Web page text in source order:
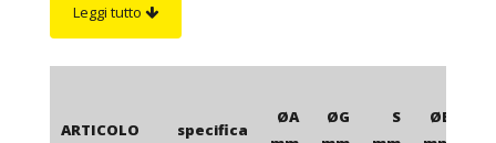
Leggi tutto
ARTICOLO specifica
ØA
ØG
S
ØB